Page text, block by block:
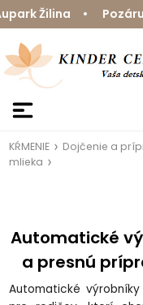
Žilina •
KŔMENIE Dojčenie a
mlieka
Automatické
a presnú
Automatické